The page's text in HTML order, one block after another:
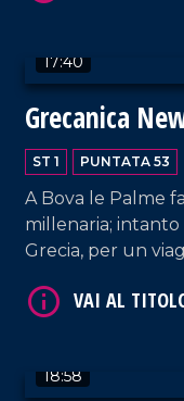
17:40
Grecanica
ST 1 PUNTATA 53
A Bova le Palme
millenaria;
Grecia, per un
mentre
18:58
VAI AL TITOLO